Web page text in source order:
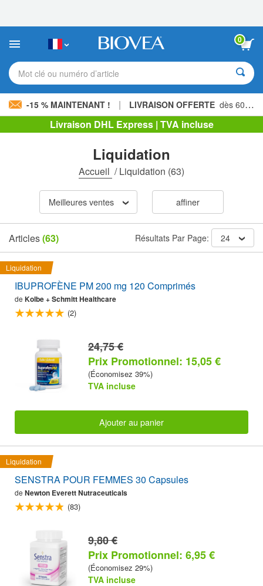
:
site
comprend
un
d'accessibilité.
0
Mot clé ou numéro d’article
-15 % MAINTENANT ! | LIVRAISON OFFERTE dès 60,00 € »
Livraison DHL Express | TVA incluse
Liquidation
Accueil /Liquidation (63)
Meilleures ventes affiner
Articles(63) Résultats Par Page: 24
Liquidation
IBUPROFÈNE PM 200 mg 120 Comprimés
de Kolbe + Schmitt Healthcare
(2)
24,75 €
Prix Promotionnel: 15,05 €
(Économisez 39%)
TVA incluse
Ajouter au panier
Liquidation
SENSTRA POUR FEMMES 30 Capsules
de Newton Everett Nutraceuticals
(83)
9,80 €
Prix Promotionnel: 6,95 €
(Économisez 29%)
TVA incluse